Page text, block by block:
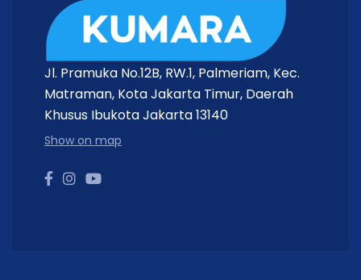
Jl. Pramuka No.12B, RW.1, Palmeriam, Kec.
Matraman, Kota Jakarta Timur, Daerah
Khusus Ibukota Jakarta 13140
Show on map